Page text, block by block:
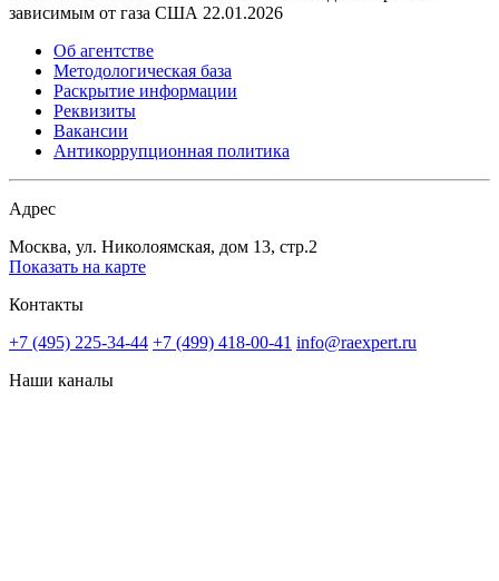
зависимым от газа США 22.01.2026
Об агентстве
Методологическая база
Раскрытие информации
Реквизиты
Вакансии
Антикоррупционная политика
Адрес
Москва, ул. Николоямская, дом 13, стр.2
Показать на карте
Контакты
+7 (495) 225-34-44 +7 (499) 418-00-41 info@raexpert.ru
Наши каналы